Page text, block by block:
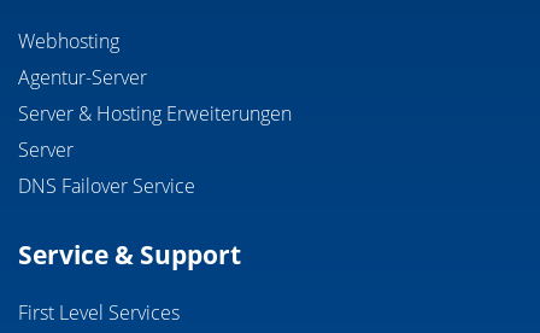
Webhosting
Agentur-Server
Server & Hosting Erweiterungen
Server
DNS Failover Service
Service & Support
First Level Services